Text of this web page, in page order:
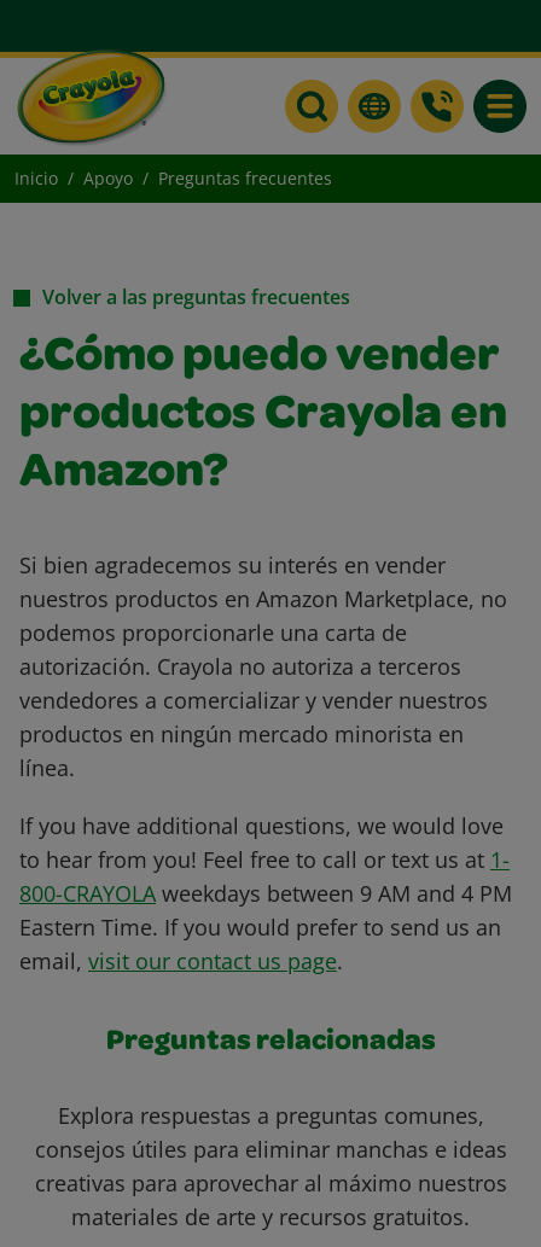
Inicio Apoyo Preguntas frecuentes
Volver a las preguntas frecuentes
¿Cómo puedo vender
productos Crayola en
Amazon?
Si bien agradecemos su interés en vender
nuestros productos en Amazon Marketplace, no
podemos proporcionarle una carta de
autorización. Crayola no autoriza a terceros
vendedores a comercializar y vender nuestros
productos en ningún mercado minorista en
línea.
If you have additional questions, we would love
to hear from you! Feel free to call or text us at 1-
800-CRAYOLA weekdays between 9 AM and 4 PM
Eastern Time. If you would prefer to send us an
email, visit our contact us page.
Preguntas relacionadas
Explora respuestas a preguntas comunes,
consejos útiles para eliminar manchas e ideas
creativas para aprovechar al máximo nuestros
materiales de arte y recursos gratuitos.